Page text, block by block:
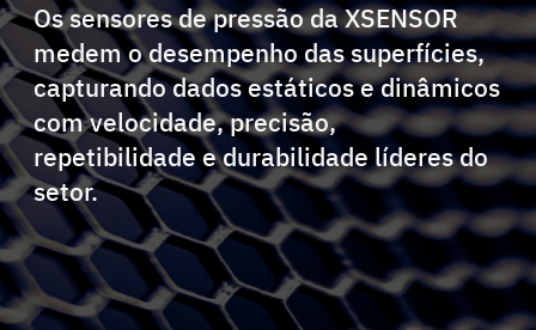
Os sensores de pressão da XSENSOR
medem o desempenho das superfícies,
capturando dados estáticos e dinâmicos
com velocidade, precisão,
repetibilidade e durabilidade líderes do
setor.